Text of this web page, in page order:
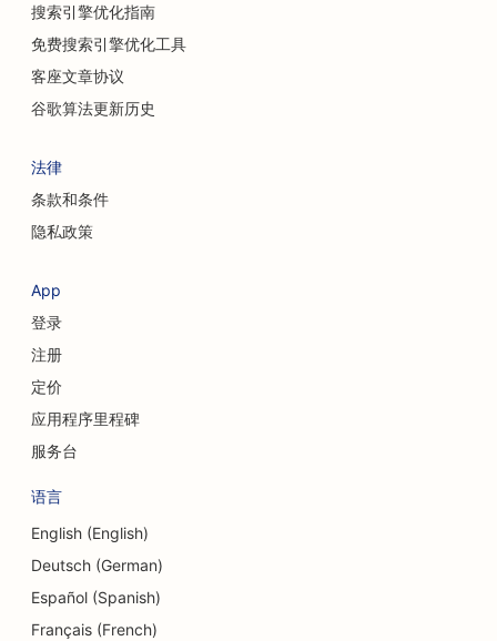
搜索引擎优化指南
免费搜索引擎优化工具
客座文章协议
谷歌算法更新历史
法律
条款和条件
隐私政策
App
登录
注册
定价
应用程序里程碑
服务台
语言
English (English)
Deutsch (German)
Español (Spanish)
Français (French)